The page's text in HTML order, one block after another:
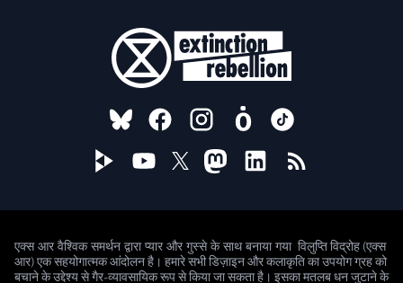
FOLLOW US ON
एक्स आर वैश्विक समर्थन द्वारा प्यार और गुस्से के साथ बनाया गया विलुप्ति विद्रोह (एक्स
आर) एक सहयोगात्मक आंदोलन है। हमारे सभी डिज़ाइन और कलाकृति का उपयोग ग्रह को
बचाने के उद्देश्य से गैर-व्यावसायिक रूप से किया जा सकता है। इसका मतलब धन जुटाने के